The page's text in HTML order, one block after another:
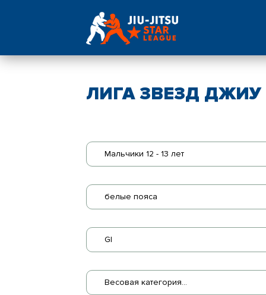
ЛИГА ЗВЕЗД
Мальчики 12 - 13 лет
белые пояса
GI
Весовая категория...